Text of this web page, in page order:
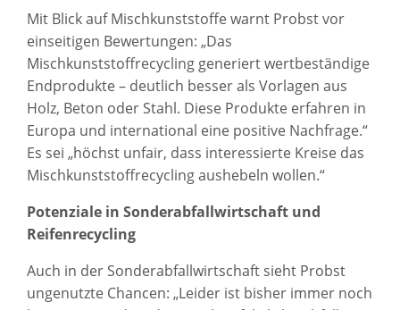
Mit Blick auf Mischkunststoffe warnt Probst vor
einseitigen Bewertungen: „Das
Mischkunststoffrecycling generiert wertbeständige
Endprodukte – deutlich besser als Vorlagen aus
Holz, Beton oder Stahl. Diese Produkte erfahren in
Europa und international eine positive Nachfrage.“
Es sei „höchst unfair, dass interessierte Kreise das
Mischkunststoffrecycling aushebeln wollen.“
Potenziale in Sonderabfallwirtschaft und
Reifenrecycling
Auch in der Sonderabfallwirtschaft sieht Probst
ungenutzte Chancen: „Leider ist bisher immer noch